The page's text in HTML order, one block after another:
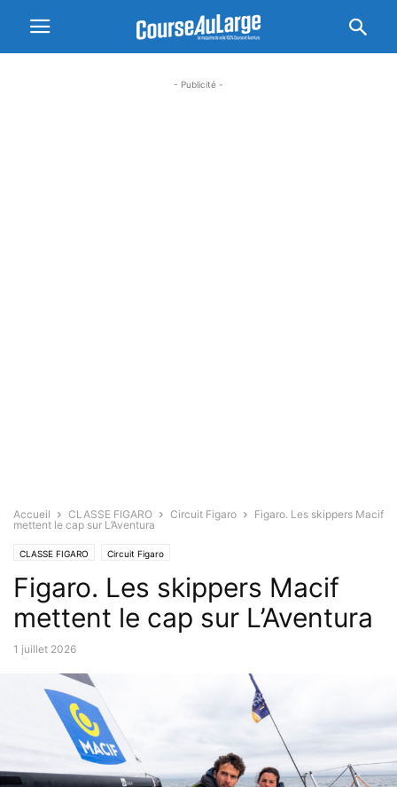
- Publicité -
Accueil CLASSE FIGARO Circuit Figaro
Figaro. Les skippers Macif
mettent le cap sur L’Aventura
CLASSE FIGARO Circuit Figaro
Figaro. Les skippers Macif
mettent le cap sur L’Aventura
1 juillet 2026